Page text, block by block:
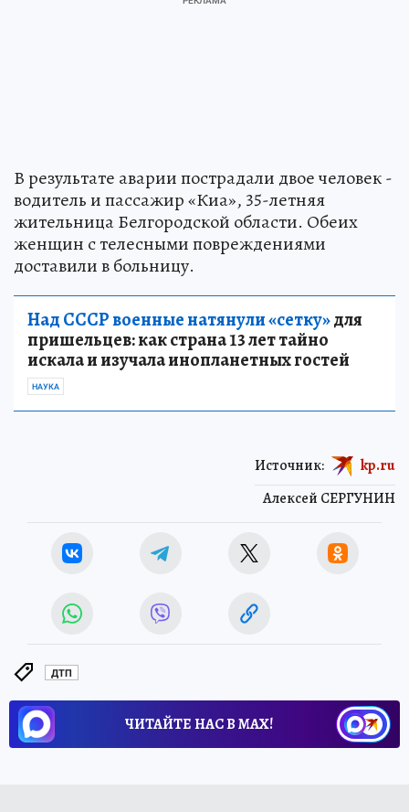
В результате аварии пострадали двое человек -
водитель и пассажир «Киа», 35-летняя
жительница Белгородской области. Обеих
женщин с телесными повреждениями
доставили в больницу.
Над СССР военные натянули «сетку»для
пришельцев: как страна 13 лет тайно
искала и изучала инопланетных гостей
НАУКА
Алексей СЕРГУНИН
Источник: kp.ru
ДТП
ЧИТАЙТЕ НАС В МАХ!